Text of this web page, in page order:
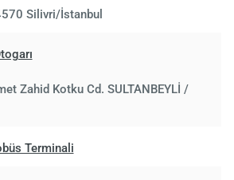
Silivri/İstanbul
Zahid Kotku Cd. SULTANBEYLİ /
Terminali